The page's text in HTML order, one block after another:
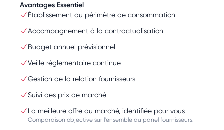
Avantages Essentiel
Établissement du périmètre de consommation
Accompagnement à la contractualisation
Budget annuel prévisionnel
Veille réglementaire continue
Gestion de la relation fournisseurs
Suivi des prix de marché
La meilleure offre du marché, identifiée pour vous
Comparaison objective sur l'ensemble du panel fournisseurs.